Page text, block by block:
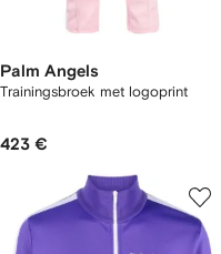
Palm Angels
Trainingsbroek met logoprint
423 €